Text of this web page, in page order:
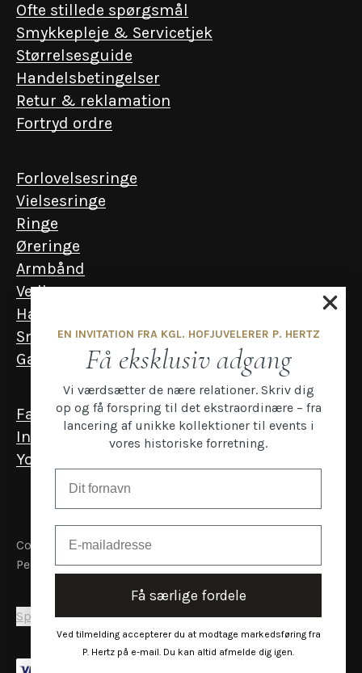
Ofte stillede spørgsmål
Smykkepleje & Servicetjek
Størrelsesguide
Handelsbetingelser
Retur & reklamation
Fortryd ordre
Forlovelsesringe
Vielsesringe
Ringe
Øreringe
Armbånd
Vedhæng
Halskæder
Smykker til mænd
Gavekort
Facebook
Instagram
YouTube
Copyright P.Hertz
Persondata- og cookiepolitik
Sprog & Land
EN INVITATION FRA KGL. HOFJUVELERER P. HERTZ
Få eksklusiv adgang
Vi værdsætter de nære relationer. Skriv dig
op og få forspring til det ekstraordinære – fra
lancering af unikke kollektioner til events i
vores historiske forretning.
Få særlige fordele
Ved tilmelding accepterer du at modtage markedsføring fra
P. Hertz på e-mail. Du kan altid afmelde dig igen.